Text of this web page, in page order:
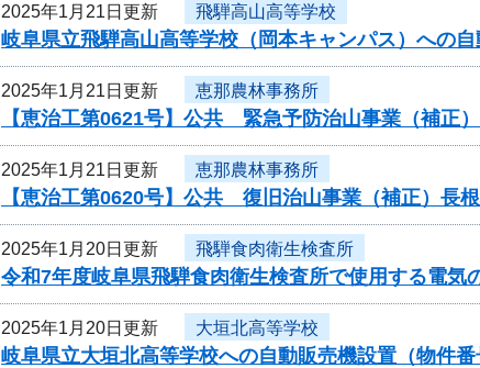
2025年1月21日更新 飛騨高山高等学校
岐阜県立飛騨高山高等学校（岡本キャンパス）への
2025年1月21日更新 恵那農林事務所
【恵治工第0621号】公共 緊急予防治山事業（補正
2025年1月21日更新 恵那農林事務所
【恵治工第0620号】公共 復旧治山事業（補正）長
2025年1月20日更新 飛騨食肉衛生検査所
令和7年度岐阜県飛騨食肉衛生検査所で使用する電気
2025年1月20日更新 大垣北高等学校
岐阜県立大垣北高等学校への自動販売機設置（物件